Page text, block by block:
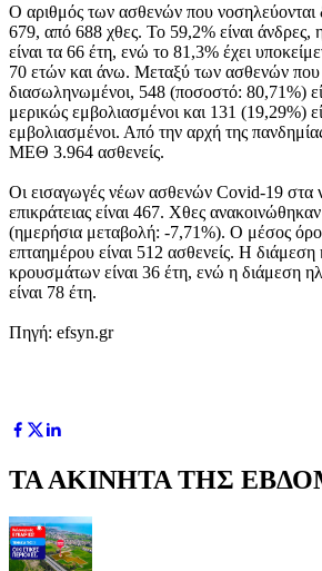
Ο αριθμός των ασθενών που νοσηλεύονται
679, από 688 χθες. Το 59,2% είναι άνδρες,
είναι τα 66 έτη, ενώ τo 81,3% έχει
70 ετών και άνω. Μεταξύ των ασθενών που
διασωληνωμένοι, 548 (ποσοστό: 80,71%)
μερικώς εμβολιασμένοι και 131 (19,29%)
εμβολιασμένοι. Από την αρχή της
ΜΕΘ 3.964 ασθενείς.
Οι εισαγωγές νέων ασθενών Covid-19 στα
επικράτειας είναι 467. Χθες
(ημερήσια μεταβολή: -7,71%). Ο μέσος
επταημέρου είναι 512 ασθενείς. Η διάμεση
κρουσμάτων είναι 36 έτη, ενώ η διάμεση
είναι 78 έτη.
Πηγή: efsyn.gr
ΤΑ ΑΚΙΝΗΤΑ ΤΗΣ